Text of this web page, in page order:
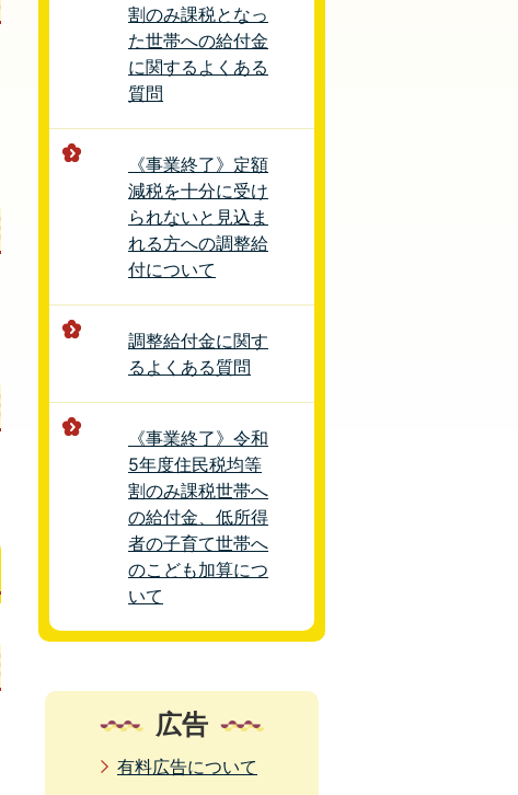
割のみ課税となっ
た世帯への給付金
に関するよくある
質問
《事業終了》定額
減税を十分に受け
られないと見込ま
れる方への調整給
付について
調整給付金に関す
るよくある質問
《事業終了》令和
5年度住民税均等
割のみ課税世帯へ
の給付金、低所得
者の子育て世帯へ
のこども加算につ
いて
広告
有料広告について